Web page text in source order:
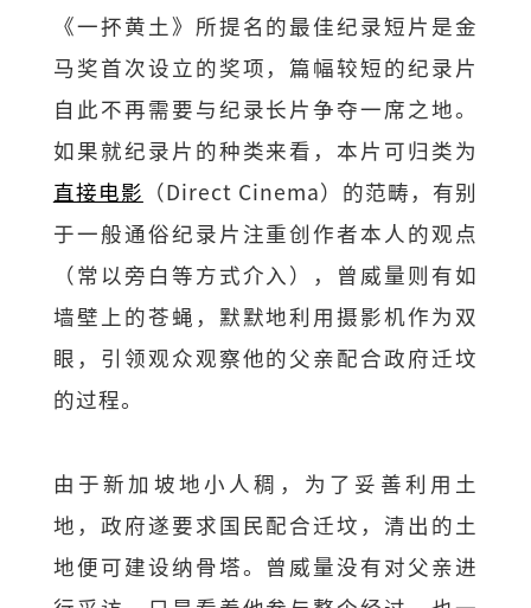
《一抔黄土》所提名的最佳纪录短片是金
马奖首次设立的奖项，篇幅较短的纪录片
自此不再需要与纪录长片争夺一席之地。
如果就纪录片的种类来看，本片可归类为
直接电影 （Direct Cinema）的范畴，有别
于一般通俗纪录片注重创作者本人的观点
（常以旁白等方式介入），曾威量则有如
墙壁上的苍蝇，默默地利用摄影机作为双
眼，引领观众观察他的父亲配合政府迁坟
的过程。
由于新加坡地小人稠，为了妥善利用土
地，政府遂要求国民配合迁坟，清出的土
地便可建设纳骨塔。曾威量没有对父亲进